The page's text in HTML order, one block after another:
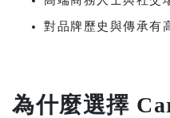
對品牌歷史與傳承有
為什麼選擇